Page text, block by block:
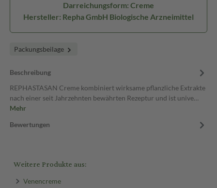
Darreichungsform: Creme
Hersteller: Repha GmbH Biologische Arzneimittel
Packungsbeilage
Beschreibung
REPHASTASAN Creme kombiniert wirksame pflanzliche Extrakte
nach einer seit Jahrzehnten bewährten Rezeptur und ist unive…
Mehr
Bewertungen
Weitere Produkte aus:
Venencreme